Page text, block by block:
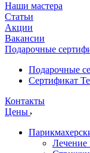
Наши мастера
Статьи
Акции
Вакансии
Подарочные
Подарочные
Сертификат
Контакты
Цены
Лечение